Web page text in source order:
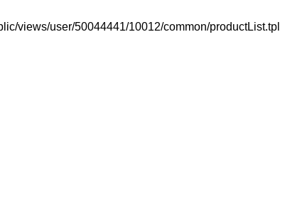
views/user/50044441/10012/common/productList.tpl